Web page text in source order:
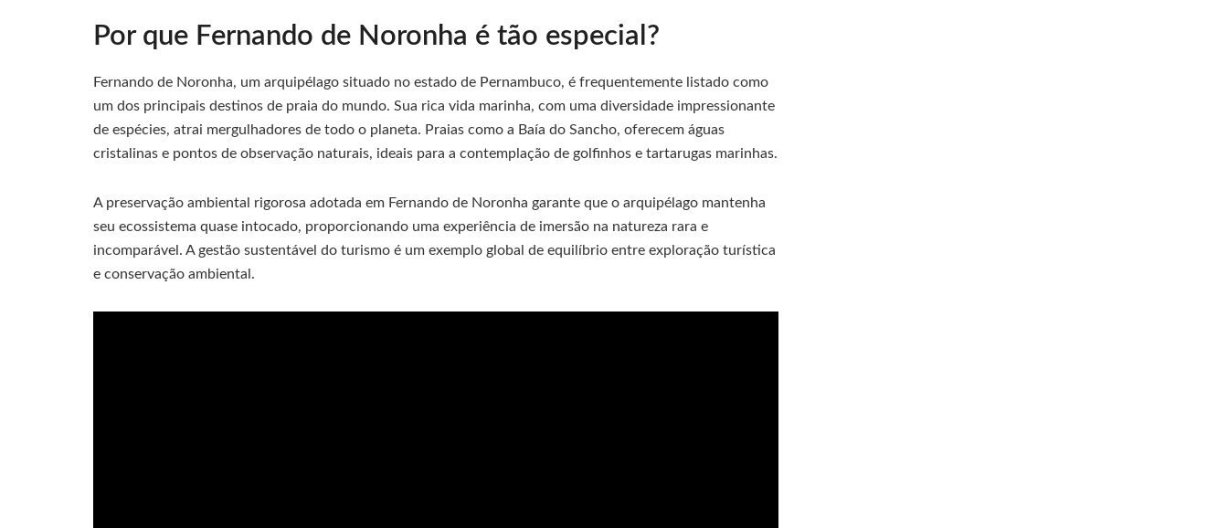
Por que Fernando de Noronha é tão especial?
Fernando de Noronha, um arquipélago situado no estado de Pernambuco, é frequentemente listado como
um dos principais destinos de praia do mundo. Sua rica vida marinha, com uma diversidade impressionante
de espécies, atrai mergulhadores de todo o planeta. Praias como a Baía do Sancho, oferecem águas
cristalinas e pontos de observação naturais, ideais para a contemplação de golfinhos e tartarugas marinhas.
A preservação ambiental rigorosa adotada em Fernando de Noronha garante que o arquipélago mantenha
seu ecossistema quase intocado, proporcionando uma experiência de imersão na natureza rara e
incomparável. A gestão sustentável do turismo é um exemplo global de equilíbrio entre exploração turística
e conservação ambiental.